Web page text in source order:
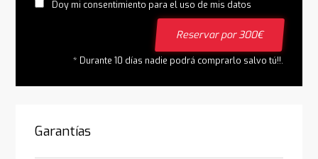
Doy mi consentimiento para el uso de mis datos
Reservar por 300€
* Durante 10 días nadie podrá comprarlo salvo tú!!.
Garantías